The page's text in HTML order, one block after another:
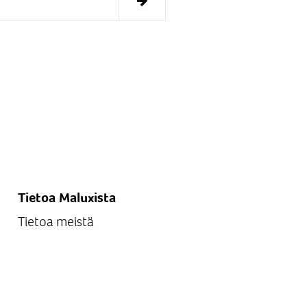
Tietoa Maluxista
Tietoa meistä